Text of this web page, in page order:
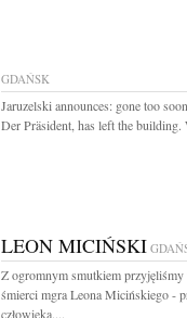
GDAŃSK
Jaruzelski announces: gone too
Der Präsident, has left the building.
LEON MICIŃSKI
Z ogromnym smutkiem
śmierci mgra Leona Micińskiego -
człowieka....